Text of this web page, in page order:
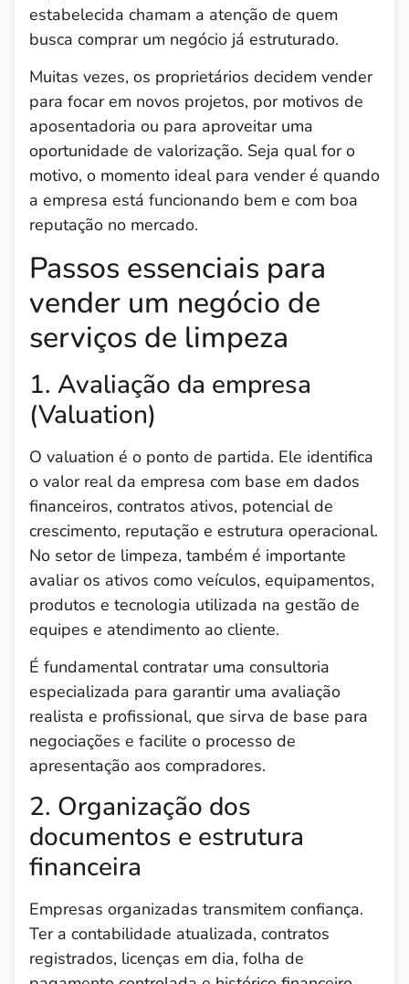
estabelecida chamam a atenção de quem
busca comprar um negócio já estruturado.
Muitas vezes, os proprietários decidem vender
para focar em novos projetos, por motivos de
aposentadoria ou para aproveitar uma
oportunidade de valorização. Seja qual for o
motivo, o momento ideal para vender é quando
a empresa está funcionando bem e com boa
reputação no mercado.
Passos essenciais para
vender um negócio de
serviços de limpeza
1. Avaliação da empresa
(Valuation)
O valuation é o ponto de partida. Ele identifica
o valor real da empresa com base em dados
financeiros, contratos ativos, potencial de
crescimento, reputação e estrutura operacional.
No setor de limpeza, também é importante
avaliar os ativos como veículos, equipamentos,
produtos e tecnologia utilizada na gestão de
equipes e atendimento ao cliente.
É fundamental contratar uma consultoria
especializada para garantir uma avaliação
realista e profissional, que sirva de base para
negociações e facilite o processo de
apresentação aos compradores.
2. Organização dos
documentos e estrutura
financeira
Empresas organizadas transmitem confiança.
Ter a contabilidade atualizada, contratos
registrados, licenças em dia, folha de